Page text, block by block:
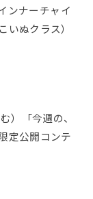
ンナーチャイ
ぬクラス）
）「今週の、
定公開コンテ